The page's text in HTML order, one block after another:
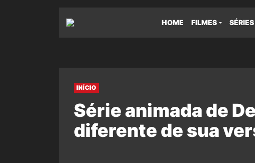
HOME FILMES SÉRIES
INÍCIO
Série animada de
diferente de sua